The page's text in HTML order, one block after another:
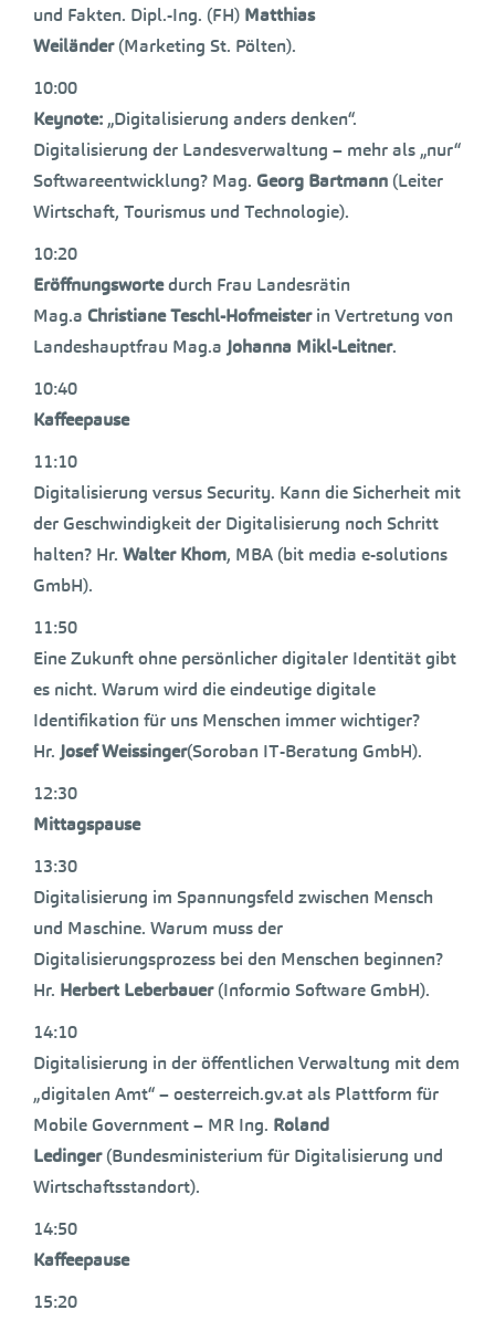
und Fakten. Dipl.-Ing. (FH) Matthias
Weiländer(Marketing St. Pölten).
10:00
Keynote: „Digitalisierung anders denken“.
Digitalisierung der Landesverwaltung – mehr als „nur“
Softwareentwicklung? Mag. Georg Bartmann (Leiter
Wirtschaft, Tourismus und Technologie).
10:20
Eröffnungswortedurch Frau Landesrätin
Mag.a Christiane Teschl-Hofmeisterin Vertretung von
Landeshauptfrau Mag.a Johanna Mikl-Leitner.
10:40
Kaffeepause
11:10
Digitalisierung versus Security. Kann die Sicherheit mit
der Geschwindigkeit der Digitalisierung noch Schritt
halten? Hr. Walter Khom, MBA (bit media e-solutions
GmbH).
11:50
Eine Zukunft ohne persönlicher digitaler Identität gibt
es nicht. Warum wird die eindeutige digitale
Identifikation für uns Menschen immer wichtiger?
Hr. Josef Weissinger(Soroban IT-Beratung GmbH).
12:30
Mittagspause
13:30
Digitalisierung im Spannungsfeld zwischen Mensch
und Maschine. Warum muss der
Digitalisierungsprozess bei den Menschen beginnen?
Hr. Herbert Leberbauer(Informio Software GmbH).
14:10
Digitalisierung in der öffentlichen Verwaltung mit dem
„digitalen Amt“ – oesterreich.gv.at als Plattform für
Mobile Government – MR Ing. Roland
Ledinger(Bundesministerium für Digitalisierung und
Wirtschaftsstandort).
14:50
Kaffeepause
15:20